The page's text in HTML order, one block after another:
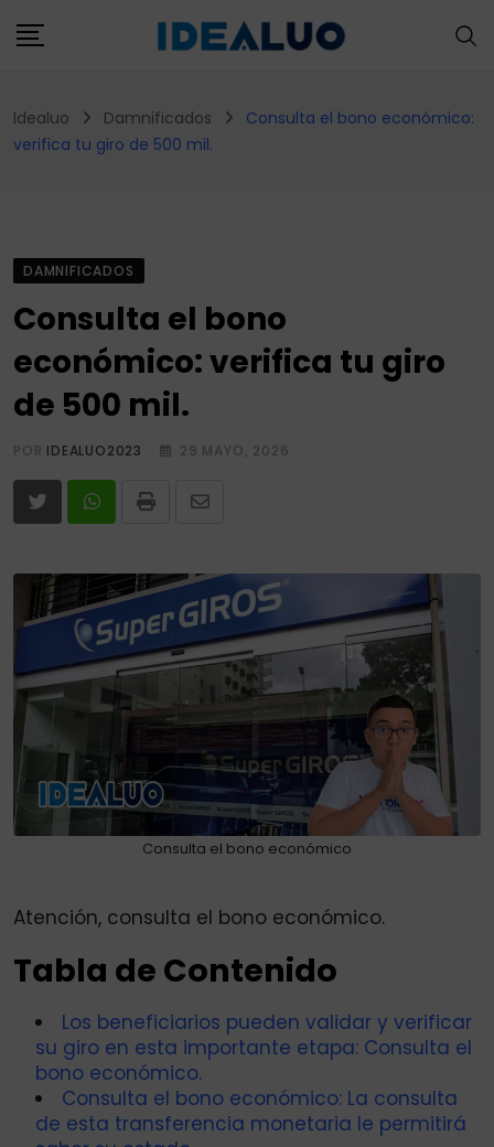
to
Idealuo Damnificados
Consulta el bono económico:
verifica tu giro de 500 mil.
DAMNIFICADOS
Consulta el bono
económico: verifica tu giro
de 500 mil.
POR IDEALUO2023 29 MAYO, 2026
Print
Share
Consulta el bono económico
Atención, consulta el bono económico.
Tabla de Contenido
Los beneficiarios pueden validar y verificar
su giro en esta importante etapa: Consulta el
bono económico.
Consulta el bono económico: La consulta
de esta transferencia monetaria le permitirá